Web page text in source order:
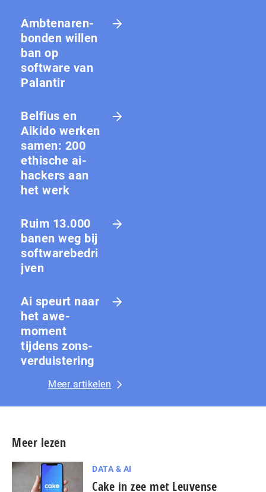
Amb­te­na­ren­
bon­den willen
ban op
software van
Palantir
Belfius en
Aikido werken
samen: 200
ethische ai-
hackers aan
het werk
Ruim 13.000
banen weg bij
softwarebedri
jven
Ai speurt naar
het awe-
moment
tijdens zons­
ver­duis­te­ring
Meer artikelen
Meer lezen
DATA & AI
Cake in zee met Leuvense